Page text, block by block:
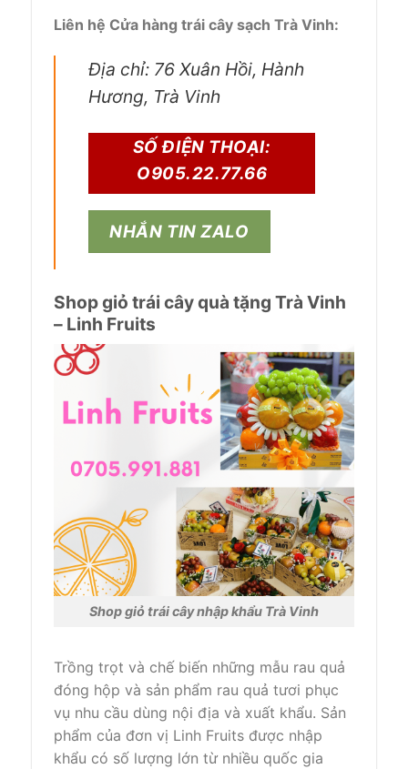
Liên hệ Cửa hàng trái cây sạch Trà Vinh:
Địa chỉ: 76 Xuân Hồi, Hành
Hương, Trà Vinh
SỐ ĐIỆN THOẠI:
O905.22.77.66
NHẮN TIN ZALO
Shop giỏ trái cây quà tặng Trà Vinh
– Linh Fruits
Shop giỏ trái cây nhập khẩu Trà Vinh
Trồng trọt và chế biến những mẫu rau quả
đóng hộp và sản phẩm rau quả tươi phục
vụ nhu cầu dùng nội địa và xuất khẩu. Sản
phẩm của đơn vị Linh Fruits được nhập
khẩu có số lượng lớn từ nhiều quốc gia